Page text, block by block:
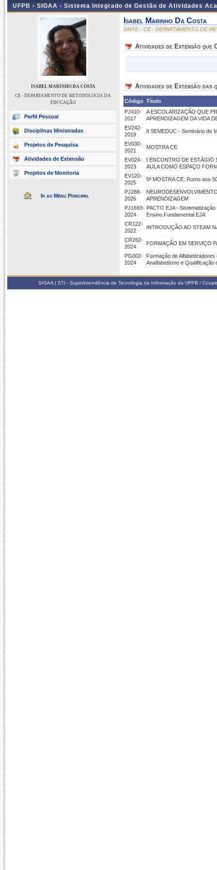
UFPB › SIGAA - Sistema Integrado de Gestão de Atividades
ISABEL MARINHO DA COSTA
CE - DEPARTAMENTO DE METODOLOGIA DA
EDUCAÇÃO
Perfil Pessoal
Disciplinas Ministradas
Projetos de Pesquisa
Atividades de Extensão
Projetos de Monitoria
Ir ao Menu Principal
Isabel Marinho Da Costa
DMTE - CE - DEPARTAMENTO DE
Atividades de Extensão que
Atividades de Extensão das
Código Título
PJ410-
2017
A ESCOLARIZAÇÃO QUE
APRENDIZAGEM DA VIDA
EV242-
2019
II SEMEDUC - Seminário de
EV030-
2021
MOSTRA CE
EV024-
2023
I ENCONTRO DE ESTÁGIO
AULA COMO ESPAÇO
EV120-
2025
5ª MOSTRA CE: Rumo aos
PJ288-
2026
APRENDIZAGEM
PJ1693-
2024
PACTO EJA -
Ensino Fundamental EJA
CR122-
2022
INTRODUÇÃO AO STEAM
CR262-
2024
FORMAÇÃO EM SERVIÇO
PG002-
2024
Formação de
Analfabetismo e Qualificação
SIGAA | STI - Superintendência de Tecnologia da Informação da UFPB /